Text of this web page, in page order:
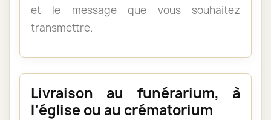
et le message que vous souhaitez
transmettre.
Livraison au funérarium, à
l’église ou au crématorium